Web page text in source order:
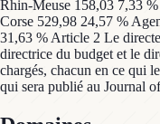
Rhin-Meuse 158,03 7,33
Corse 529,98 24,57 %
31,63 % Article 2 Le
directrice du budget et le
chargés, chacun en ce qui
qui sera publié au Journal